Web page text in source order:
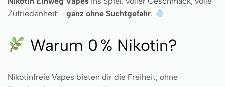
Zufriedenheit – ganz ohne Suchtgefahr.
Warum 0 % Nikotin?
Nikotinfreie Vapes bieten dir die Freiheit, ohne